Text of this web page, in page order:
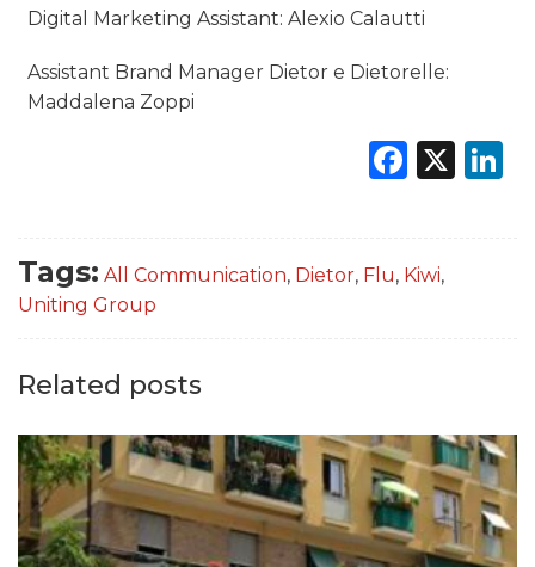
Digital Marketing Assistant: Alexio Calautti
Assistant Brand Manager Dietor e Dietorelle:
Maddalena Zoppi
X
Tags: All Communication, Dietor, Flu, Kiwi,
Uniting Group
Related posts